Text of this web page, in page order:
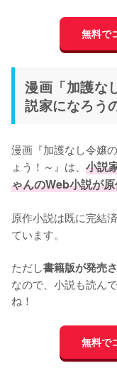
無料で
漫画「加護な
説家になろう
漫画『加護なし令嬢
ょう！～』は、 小説
ゃんのWeb小説が
原作小説は既に完結
ています。
ただし書籍版が発売
なので、小説も読ん
ね！
無料で